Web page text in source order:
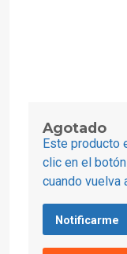
Agotado
Este producto
clic en el
cuando vuelva
Notificarme